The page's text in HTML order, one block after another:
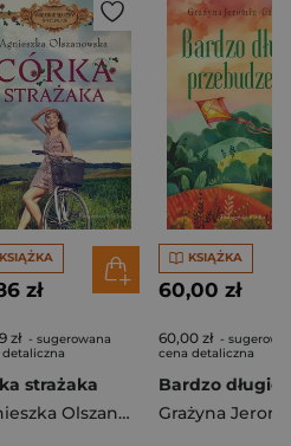
KSIĄŻKA
zł
zł - sugerowana
strażaka
Agnieszka Olszanowska
KSIĄŻKA
60,00 zł
60,00 zł -
cena detaliczna